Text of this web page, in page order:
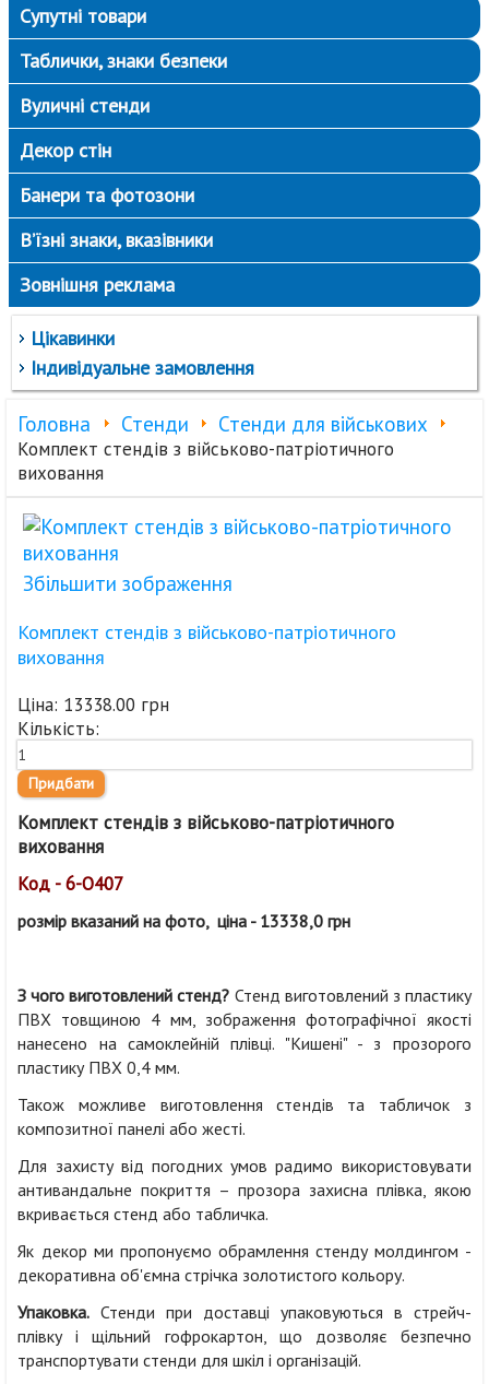
Супутні товари
Таблички, знаки безпеки
Вуличні стенди
Декор стін
Банери та фотозони
В’їзні знаки, вказівники
Зовнішня реклама
Цікавинки
Індивідуальне замовлення
Головна Стенди Стенди для військових
Комплект стендів з військово-патріотичного
виховання
Збільшити зображення
Комплект стендів з військово-патріотичного
виховання
Ціна: 13338.00 грн
Кількість:
Комплект стендів з військово-патріотичного
виховання
Код - 6-О407
розмір вказаний на фото, ціна - 13338,0 грн
З чого виготовлений стенд? Стенд виготовлений з пластику
ПВХ товщиною 4 мм, зображення фотографічної якості
нанесено на самоклейній плівці. "Кишені" - з прозорого
пластику ПВХ 0,4 мм.
Також можливе виготовлення стендів та табличок з
композитної панелі або жесті.
Для захисту від погодних умов радимо використовувати
антивандальне покриття – прозора захисна плівка, якою
вкривається стенд або табличка.
Як декор ми пропонуємо обрамлення стенду молдингом -
декоративна об'ємна стрічка золотистого кольору.
Упаковка. Стенди при доставці упаковуються в стрейч-
плівку і щільний гофрокартон, що дозволяє безпечно
транспортувати стенди для шкіл і організацій.